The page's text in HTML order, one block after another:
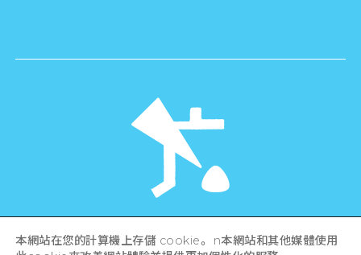
Hiroshima Prefecture / Hiroshima City .
本網站在您的計算機上存儲 cookie。 n本網站和其他媒體使用